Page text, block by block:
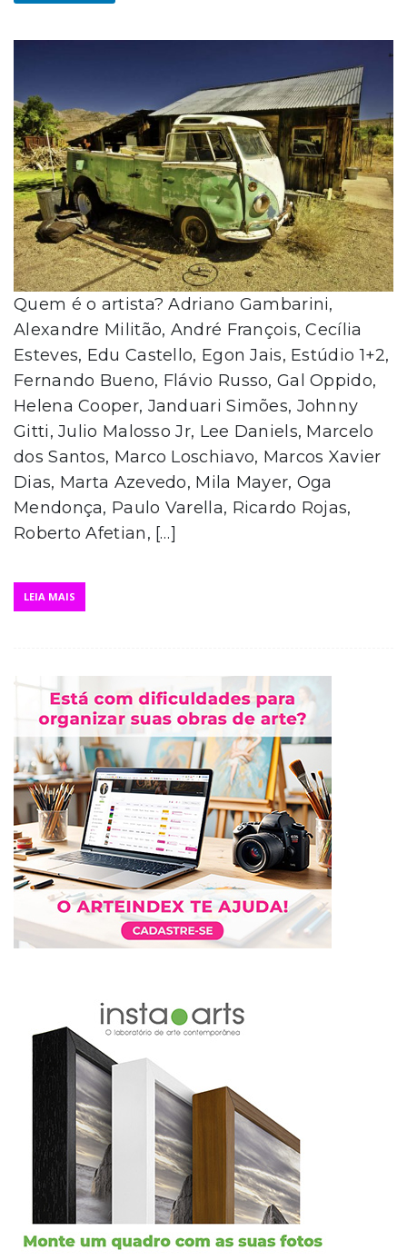
Quem é o artista? Adriano Gambarini,
Alexandre Militão, André François, Cecília
Esteves, Edu Castello, Egon Jais, Estúdio 1+2,
Fernando Bueno, Flávio Russo, Gal Oppido,
Helena Cooper, Janduari Simões, Johnny
Gitti, Julio Malosso Jr, Lee Daniels, Marcelo
dos Santos, Marco Loschiavo, Marcos Xavier
Dias, Marta Azevedo, Mila Mayer, Oga
Mendonça, Paulo Varella, Ricardo Rojas,
Roberto Afetian, […]
LEIA MAIS